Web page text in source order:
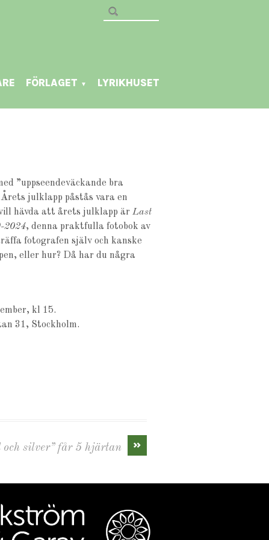
FÖRLAGET ▼ LYRIKHUSET
”uppseendeväckande bra
julklapp påstås vara en
hävda att årets julklapp är Last
2024, denna praktfulla fotobok av
fotografen själv och kanske
eller hur? Då har du några
kl 15.
31, Stockholm.
»
och silver” får 5 hjärtan